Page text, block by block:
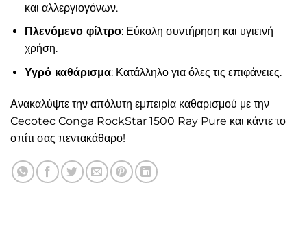
και αλλεργιογόνων.
Πλενόμενο φίλτρο: Εύκολη συντήρηση και υγιεινή
χρήση.
Υγρό καθάρισμα: Κατάλληλο για όλες τις επιφάνειες.
Ανακαλύψτε την απόλυτη εμπειρία καθαρισμού με την
Cecotec Conga RockStar 1500 Ray Pure και κάντε το
σπίτι σας πεντακάθαρο!